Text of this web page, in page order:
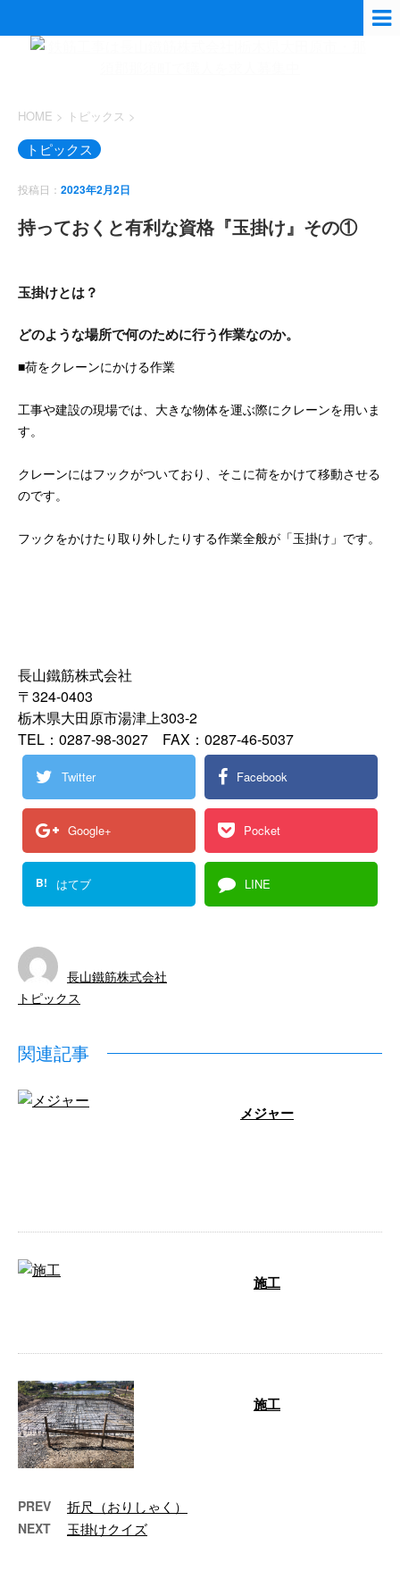
HOME > トピックス >
トピックス
投稿日： 2023年2月2日
持っておくと有利な資格『玉掛け』その①
玉掛けとは？
どのような場所で何のために行う作業なのか。
■荷をクレーンにかける作業
工事や建設の現場では、大きな物体を運ぶ際にクレーンを用いま
す。
クレーンにはフックがついており、そこに荷をかけて移動させる
のです。
フックをかけたり取り外したりする作業全般が「玉掛け」です。
長山鐵筋株式会社
〒324-0403
栃木県大田原市湯津上303-2
TEL：0287-98-3027 FAX：0287-46-5037
Twitter Facebook
Google+ Pocket
B! はてブ LINE
長山鐵筋株式会社
トピックス
関連記事
メジャー
施工
施工
PREV 折尺（おりしゃく）
NEXT 玉掛けクイズ